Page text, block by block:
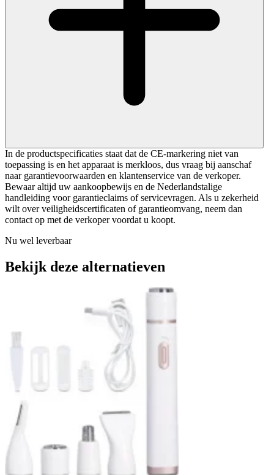
In de productspecificaties staat dat de CE‑markering niet van
toepassing is en het apparaat is merkloos, dus vraag bij aanschaf
naar garantievoorwaarden en klantenservice van de verkoper.
Bewaar altijd uw aankoopbewijs en de Nederlandstalige
handleiding voor garantieclaims of servicevragen. Als u zekerheid
wilt over veiligheidscertificaten of garantieomvang, neem dan
contact op met de verkoper voordat u koopt.
Nu wel leverbaar
Bekijk deze alternatieven